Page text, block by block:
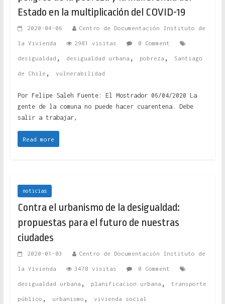
Estado en la multiplicación del COVID-19
2020-04-06 Centro de Documentación Instituto de
la Vivienda 2981 visitas 0 Comment
desigualdad , desigualdad urbana , pobreza , Santiago
de Chile , vulnerabilidad
Por Felipe Saleh Fuente: El Mostrador 06/04/2020 La
gente de la comuna no puede hacer cuarentena. Debe
salir a trabajar,
Read more
noticias
Contra el urbanismo de la desigualdad:
propuestas para el futuro de nuestras
ciudades
2020-01-03 Centro de Documentación Instituto de
la Vivienda 3478 visitas 0 Comment
desigualdad urbana , planificacion urbana , transporte
público , urbanismo , vivienda social